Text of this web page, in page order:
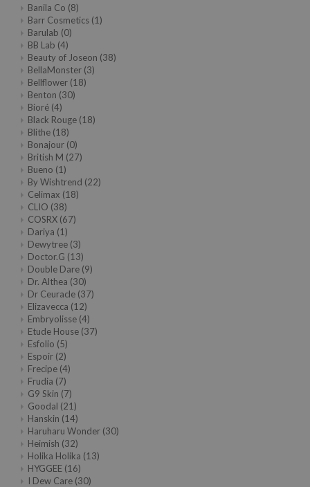
de BAHA
17
of Hur
Me Patch
MANSION
Day's You
Banila Co (8)
Barr Cosmetics (1)
Barulab (0)
BB Lab (4)
Beauty of Joseon (38)
BellaMonster (3)
Bellflower (18)
Benton (30)
Bioré (4)
Black Rouge (18)
Blithe (18)
Bonajour (0)
British M (27)
Bueno (1)
By Wishtrend (22)
Celimax (18)
CLIO (38)
COSRX (67)
Dariya (1)
Dewytree (3)
Doctor.G (13)
Double Dare (9)
Dr. Althea (30)
Dr Ceuracle (37)
Elizavecca (12)
Embryolisse (4)
Etude House (37)
Esfolio (5)
Espoir (2)
Frecipe (4)
Frudia (7)
G9 Skin (7)
Goodal (21)
Hanskin (14)
Haruharu Wonder (30)
Heimish (32)
Holika Holika (13)
HYGGEE (16)
I Dew Care (30)